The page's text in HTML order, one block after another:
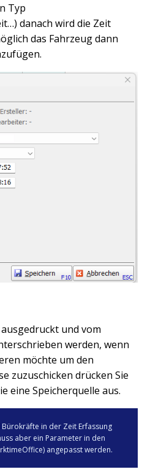
Typ
danach wird die Zeit
das Fahrzeug dann
und vom
werden, wenn
möchte um den
zuzuschicken drücken Sie
eine Speicherquelle aus.
in der Zeit Erfassung
aber ein Parameter in den
angepasst werden.